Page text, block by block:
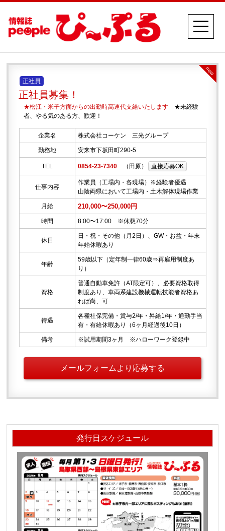
new
正社員
正社員募集！
★松江・米子方面からの出勤時高速代支給いたします ★未経験
者、やる気のある方、歓迎！
企業名 株式会社コーケン 三光グループ
勤務地 安来市下坂田町290-5
TEL 0854-23-7340 （田原） 直接応募OK
仕事内容
作業員（工場内・各現場）※経験者優遇
山陰両県において工場内・土木解体現場作業
月給 210,000〜250,000円
時間 8:00〜17:00 ※休憩70分
休日
日・祝・その他（月2日）、GW・お盆・年末
年始休暇あり
年齢
59歳以下（定年制一律60歳⇒再雇用制度あ
り）
資格
普通自動車免許（AT限定可）、必要資格取得
制度あり、車両系建設機械運転技能者資格あ
れば尚、可
待遇
各種社保完備・賞与2/年・昇給1/年・通勤手当
有・有給休暇あり（6ヶ月経過後10日）
備考 ※試用期間3ヶ月 ※ハローワーク登録中
メールフォームより応募する
発行日スケジュール